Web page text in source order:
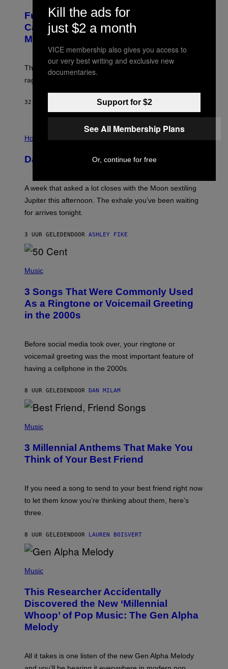
E
:
N
I
O
E
Fully-Automated Luxury Space
Capitalism—This Week on VICE:
Members Only
The war between the old world and the new world
rages on, behind the paywall this week.
32 MINUTEN GELEDEN DOOREMMA GARLAND
L
T
I
N
R
E
E
A
.
Horoscopes
Daily Horoscope: August 7, 2026
A week that asked a lot closes with the Moon sextiling
Jupiter this afternoon. The exhale you’ve been waiting
for arrives tonight.
3 UUR GELEDENDOOR ASHLEY FIKE
H
O
B
Y
G
O
Y
B
O
R
Q
Z
G
E
M
A
E
Music
3 Songs That Were Commonly Used
As a Ringtone or Voicemail Greeting
in the 2000s
Before social media took over, your ringtone or
voicemail greeting was the most important feature of
having a cellphone in the 2000s.
8 UUR GELEDENDOOR DAN MILAM
H
O
B
Y
V
N
W
I
T
R
E
I
M
A
G
E
O
Music
3 Millennial Anthems That Make You
Think of Your Best Friend
If you need a song to send to your best friend right now
to let them know you’re thinking about them, here’s
three.
8 UUR GELEDENDOOR LAUREN BOISVERT
P
O
B
Y
T
A
O
Music
This Researcher Accidentally
Discovered the New ‘Millennial
Whoop’ of Pop Music: The Gen Alpha
Melody
All it takes is one listen of the new Gen Alpha Melody
Kill the ads for
just $2 a month
VICE membership also gives you access to
our very best writing and exclusive new
documentaries.
Support for $2
See All Membership Plans
Or, continue for free